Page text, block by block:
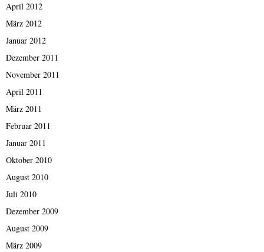
April 2012
März 2012
Januar 2012
Dezember 2011
November 2011
April 2011
März 2011
Februar 2011
Januar 2011
Oktober 2010
August 2010
Juli 2010
Dezember 2009
August 2009
März 2009